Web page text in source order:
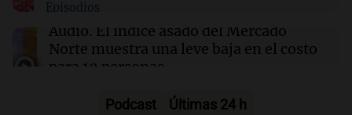
Una niñera argentina enfrenta un mes de
detención en EE.UU. por visa vencida
Episodios
Audio. El índice asado del Mercado
Norte muestra una leve baja en el costo
para 10 personas
Podcast Últimas 24 h